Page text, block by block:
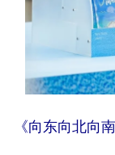
《向东向北向